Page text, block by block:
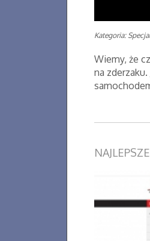
Kategoria:
Wiemy, że
na